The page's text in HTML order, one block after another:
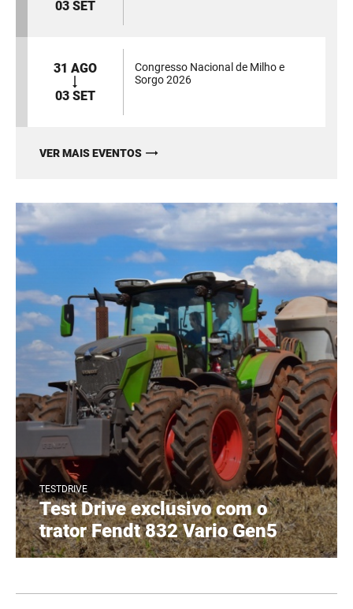
03 SET
31 AGO
03 SET
Congresso Nacional de Milho e
Sorgo 2026
VER MAIS EVENTOS
TESTDRIVE
Test Drive exclusivo com o
trator Fendt 832 Vario Gen5